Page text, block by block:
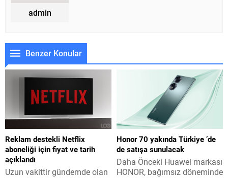
admin
Benzer Konular
Reklam destekli Netflix
aboneliği için fiyat ve tarih
açıklandı
Uzun vakittir gündemde olan
Honor 70 yakında Türkiye ’de
de satışa sunulacak
Daha Önceki Huawei markası
HONOR, bağımsız döneminde